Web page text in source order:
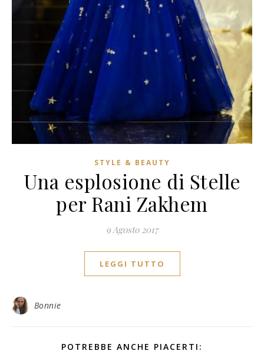
STYLE & BEAUTY
Una esplosione di Stelle
per Rani Zakhem
9 Agosto 2017
LEGGI TUTTO
Bonnie
POTREBBE ANCHE PIACERTI: